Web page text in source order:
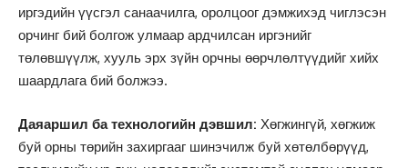
иргэдийн үүсгэл санаачилга, оролцоог дэмжихэд чиглэсэн
орчинг бий болгож улмаар ардчилсан иргэнийг
төлөвшүүлж, хууль эрх зүйн орчны өөрчлөлтүүдийг хийх
шаардлага бий болжээ.
Даяаршил ба технологийн дэвшил: Хөгжингүй, хөгжиж
буй орны төрийн захиргааг шинэчилж буй хөтөлбөрүүд,